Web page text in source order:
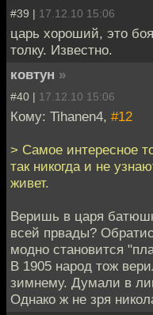
#39 | 17.12.10 15:06
царь хороший, это
толку. Известно.
ковтун »
#40 | 17.12.10 15:06
Кому: Tihanen4, #12
> Самое интересное
так никогда и не
живет.
Веришь в царя
всей првады?
модно становится
В 1905 народ тож
зимнему. Думали в
Однако ж не зря